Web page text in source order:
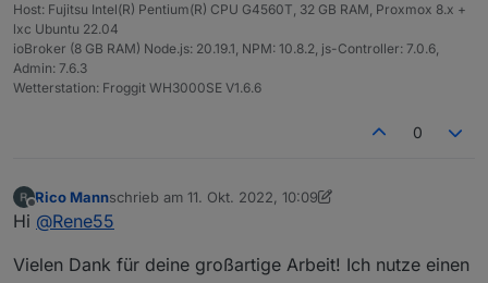
Host: Fujitsu Intel(R) Pentium(R) CPU G4560T, 32 GB RAM, Proxmox 8.x +
lxc Ubuntu 22.04
ioBroker (8 GB RAM) Node.js: 20.19.1, NPM: 10.8.2, js-Controller: 7.0.6,
Admin: 7.6.3
Wetterstation: Froggit WH3000SE V1.6.6
0
Offline
Rico Mannschrieb am 11. Okt. 2022, 10:09
zuletzt editiert von Rico Mann10. Nov. 2022, 12:11
Hi @Rene55
Vielen Dank für deine großartige Arbeit! Ich nutze einen